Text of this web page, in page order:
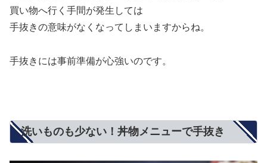
買い物へ行く手間が発生しては
手抜きの意味がなくなってしまいますからね。
手抜きには事前準備が心強いのです。
洗いものも少ない！丼物メニューで手抜き